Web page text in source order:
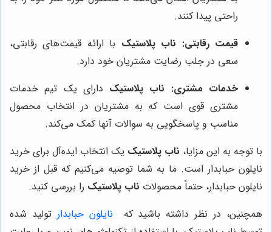
راحتی پیدا کنند.
قیمت رقابتی: ناب پلاستیک با ارائه قیمت‌های رقابتی،
سعی در جلب رضایت مشتریان خود دارد.
خدمات مشتری: ناب پلاستیک دارای یک تیم خدمات
مشتری قوی است که به مشتریان در انتخاب محصول
مناسب و پاسخگویی به سوالات آنها کمک می‌کند.
با توجه به این مزایا، ناب پلاستیک یک انتخاب ایده‌آل برای خرید
نایلون حبابدار است. ما به شما توصیه می‌کنیم که قبل از خرید
نایلون حبابدار، حتماً محصولات ناب پلاستیک را بررسی کنید.
همچنین، در نظر داشته باشید که
نایلون حبابدار تولید شده